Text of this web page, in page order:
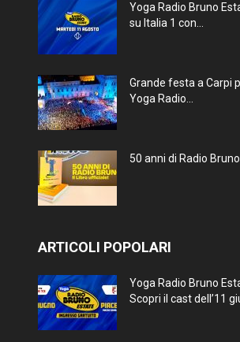
Yoga Radio Bruno
su Italia 1 con...
Grande festa a Carpi
Yoga Radio...
50 anni di Radio
ARTICOLI POPOLARI
Yoga Radio Bruno
Scopri il cast dell’11